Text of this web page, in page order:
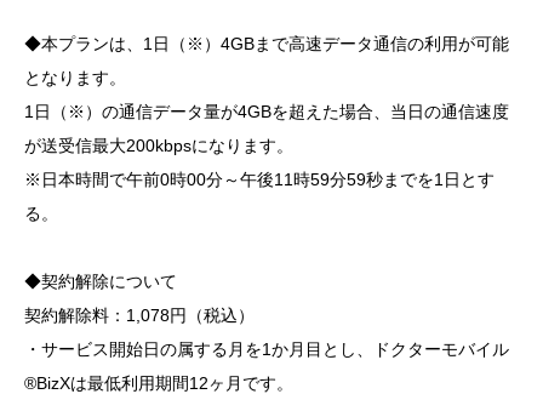
◆本プランは、1日（※）4GBまで高速データ通信の利用が可能
となります。
1日（※）の通信データ量が4GBを超えた場合、当日の通信速度
が送受信最大200kbpsになります。
※日本時間で午前0時00分～午後11時59分59秒までを1日とす
る。
◆契約解除について
契約解除料：1,078円（税込）
・サービス開始日の属する月を1か月目とし、ドクターモバイル
®BizXは最低利用期間12ヶ月です。